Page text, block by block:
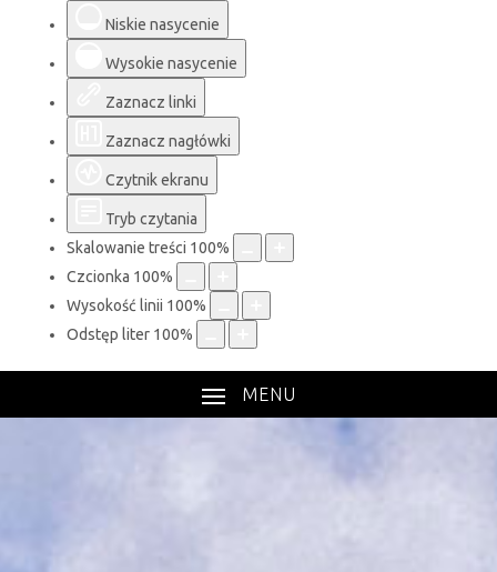
Niskie nasycenie
Wysokie nasycenie
Zaznacz linki
Zaznacz nagłówki
Czytnik ekranu
Tryb czytania
Skalowanie treści 100%
Czcionka 100%
Wysokość linii 100%
Odstęp liter 100%
MENU